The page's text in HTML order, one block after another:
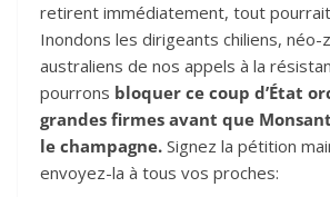
retirent immédiatement, tout
Inondons les dirigeants chiliens, néo-
australiens de nos appels à la
pourrons bloquer ce coup d’État
grandes firmes avant que
le champagne. Signez la pétition
envoyez-la à tous vos proches: